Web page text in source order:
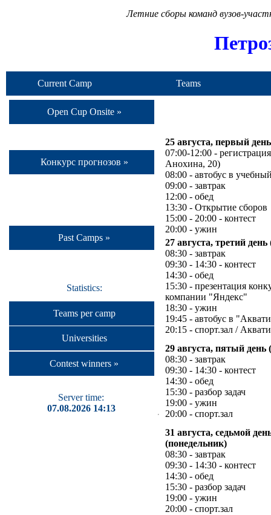
Летние сборы команд вузов-
Current Camp Teams
Open Cup Onsite »
Конкурс прогнозов »
Past Camps »
Statistics:
Teams per camp
Universities
Contest winners »
Server time:
07.08.2026 14:13
25 августа, первый
07:00-12:00 -
Анохина, 20)
08:00 - автобус в
09:00 - завтрак
12:00 - обед
13:30 - Открытие сборов
15:00 - 20:00 - контест
20:00 - ужин
27 августа, третий день
08:30 - завтрак
09:30 - 14:30 - контест
14:30 - обед
15:30 - презентация
компании "Яндекс"
18:30 - ужин
19:45 - автобус в
20:15 - спорт.зал /
29 августа, пятый день
08:30 - завтрак
09:30 - 14:30 - контест
14:30 - обед
15:30 - разбор задач
19:00 - ужин
20:00 - спорт.зал
31 августа, седьмой
(понедельник)
08:30 - завтрак
09:30 - 14:30 - контест
14:30 - обед
15:30 - разбор задач
19:00 - ужин
20:00 - спорт.зал